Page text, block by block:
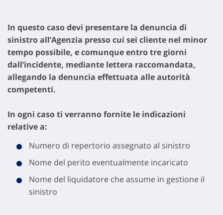
In questo caso devi presentare la denuncia di
sinistro all’Agenzia presso cui sei cliente nel minor
tempo possibile, e comunque entro tre giorni
dall’incidente, mediante lettera raccomandata,
allegando la denuncia effettuata alle autorità
competenti.
In ogni caso ti verranno fornite le indicazioni
relative a:
Numero di repertorio assegnato al sinistro
Nome del perito eventualmente incaricato
Nome del liquidatore che assume in gestione il
sinistro